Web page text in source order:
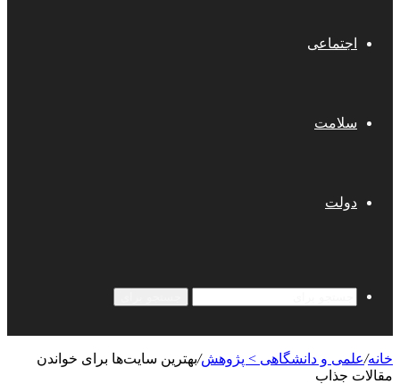
اجتماعی
سلامت
دولت
خانه/علمی‌ و دانشگاهی > پژوهش/بهترین سایت‌ها برای خواندن
مقالات جذاب